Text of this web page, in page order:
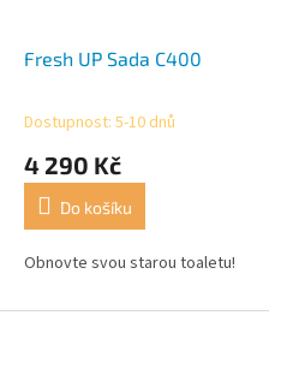
Fresh UP Sada C400
Průměrné
produktu
5,0
5
Dostupnost: 5-10 dnů
4 290 Kč
Do košíku
Obnovte svou starou toaletu!